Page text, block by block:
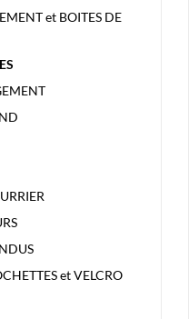
et BOITES DE
et VELCRO
POLYVISION
INCOLORE